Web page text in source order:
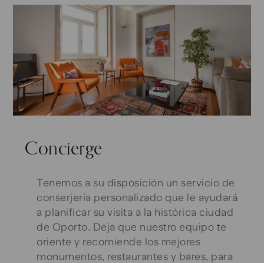
Concierge
Tenemos a su disposición un servicio de
conserjería personalizado que le ayudará
a planificar su visita a la histórica ciudad
de Oporto. Deja que nuestro equipo te
oriente y recomiende los mejores
monumentos, restaurantes y bares, para